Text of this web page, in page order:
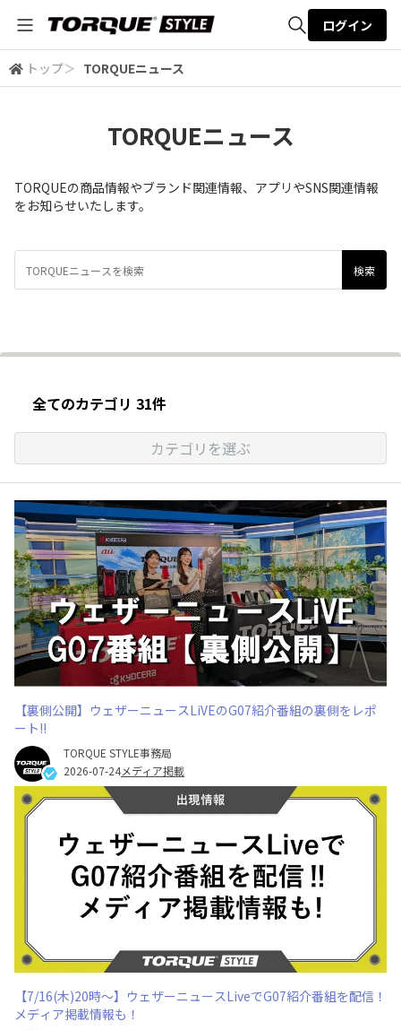
全体検索
ログイン
トップ＞ TORQUEニュース
TORQUEニュース
TORQUEの商品情報やブランド関連情報、アプリやSNS関連情報
をお知らせいたします。
全てのカテゴリ 31件
カテゴリを選ぶ
【裏側公開】ウェザーニュースLiVEのG07紹介番組の裏側をレポ
ート!!
TORQUE STYLE事務局
2026-07-24メディア掲載
【7/16(木)20時～】ウェザーニュースLiveでG07紹介番組を配信！
メディア掲載情報も！